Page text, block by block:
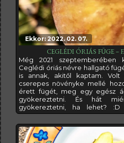
Ekkor: 2022. 02. 07.
CEGLÉDI ÓRIÁS FÜGE –
Még 2021 szeptemberében
Ceglédi óriás névre hallgató
is annak, akitől kaptam.
cserepes növényke mellé
érett fügét, meg egy egész
gyökereztetni. És hát
gyökereztetni, ha lehet? :D
másodtermésből kaptam már
biztató volt, mert azt jelenti,
ami számomra kimondottan
Alföldön foglalkozom fügékkel,